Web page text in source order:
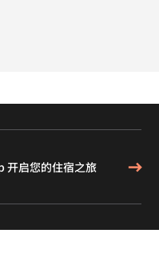
开启您的住宿之旅